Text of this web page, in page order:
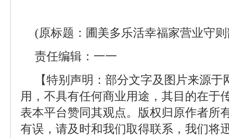
(原标题：圃美多乐活幸福家营业守
责任编辑：一一
【特别声明：部分文字及图片来源
用，不具有任何商业用途，其目的在于
表本平台赞同其观点。版权归原作者所
有误，请及时和我们取得联系，我们将